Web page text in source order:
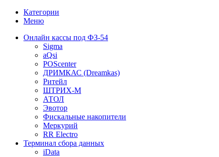
Категории
Меню
Онлайн кассы под ФЗ-54
Sigma
aQsi
POScenter
ДРИМКАС (Dreamkas)
Ритейл
ШТРИХ-М
АТОЛ
Эвотор
Фискальные накопители
Меркурий
RR Electro
Терминал сбора данных
iData